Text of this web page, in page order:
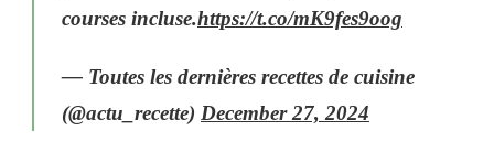
courses incluse.https://t.co/mK9fes9oog
— Toutes les dernières recettes de cuisine
(@actu_recette) December 27, 2024